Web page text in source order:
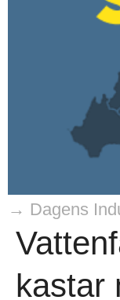
→ Dagens
kastar